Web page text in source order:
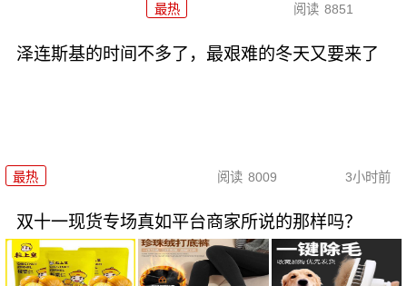
最热 阅读 8851
泽连斯基的时间不多了，最艰难的冬天又要来了
最热 阅读 8009 3小时前
双十一现货专场真如平台商家所说的那样吗？